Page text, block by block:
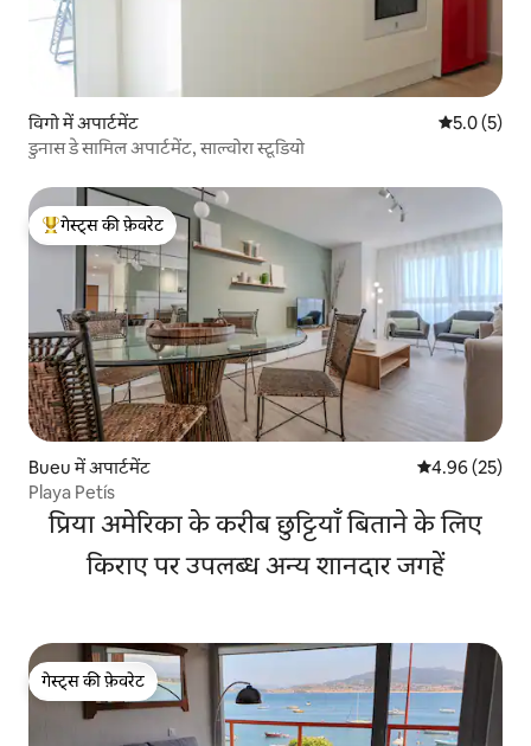
विगो में अपार्टमेंट औसत रेटिंग 5
5.0 (5)
डुनास डे सामिल अपार्टमेंट, साल्वोरा स्टूडियो
गेस्ट्स का टॉप फ़ेवरेट
गेस्ट्स की फ़ेवरेट
Bueu में अपार्टमेंट औसत रेटिंग 5 में
4.96 (25)
Playa Petís
प्रिया अमेरिका के करीब छुट्टियाँ बिताने के लिए
किराए पर उपलब्ध अन्य शानदार जगहें
गेस्ट्स की फ़ेवरेट
गेस्ट्स की फ़ेवरेट